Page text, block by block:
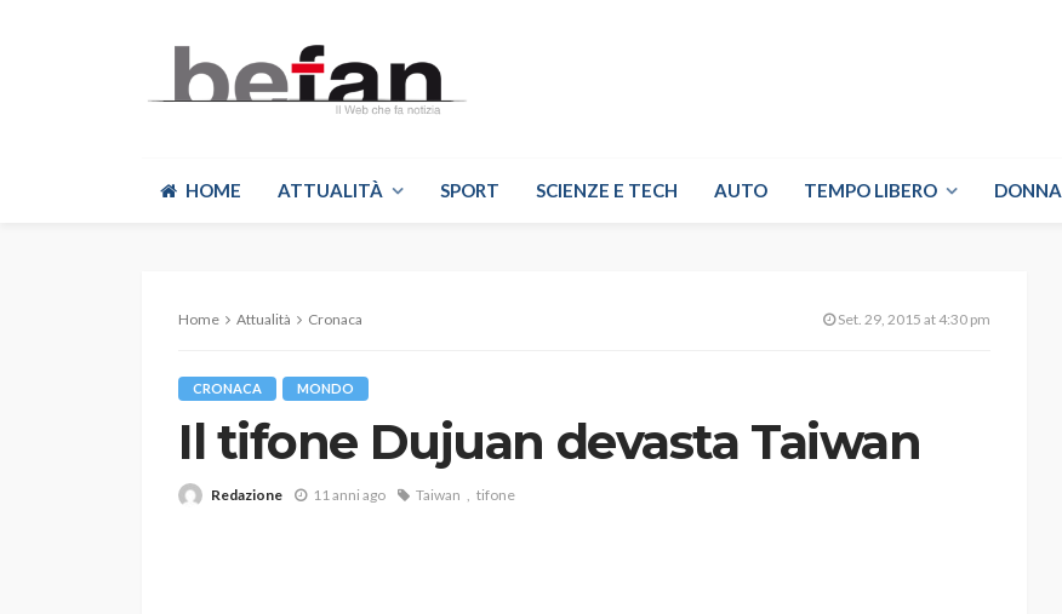
HOME ATTUALITÀ SPORT SCIENZE E TECH AUTO TEMPO LIBERO DONNA
Home Attualità Cronaca Set. 29, 2015 at 4:30 pm
CRONACA MONDO
Il tifone Dujuan devasta Taiwan
Redazione 11 anni ago Taiwan tifone